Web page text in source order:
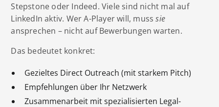
Stepstone oder Indeed. Viele sind nicht mal auf
LinkedIn aktiv. Wer A-Player will, musssie
ansprechen – nicht auf Bewerbungen warten.
Das bedeutet konkret:
Gezieltes Direct Outreach (mit starkem Pitch)
Empfehlungen über Ihr Netzwerk
Zusammenarbeit mit spezialisierten Legal-